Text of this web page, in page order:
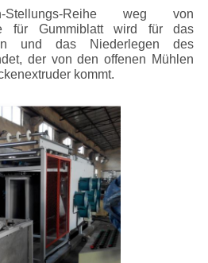
Stellungs-Reihe weg von
für Gummiblatt wird für das
und das Niederlegen des
der von den offenen Mühlen
kommt.